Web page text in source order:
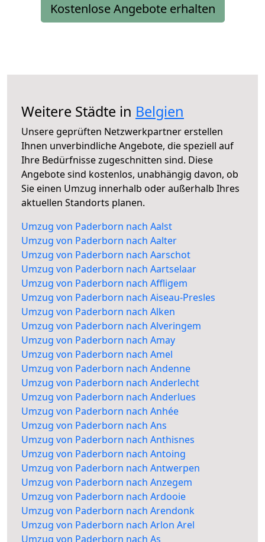
Kostenlose Angebote erhalten
Weitere Städte in Belgien
Unsere geprüften Netzwerkpartner erstellen
Ihnen unverbindliche Angebote, die speziell auf
Ihre Bedürfnisse zugeschnitten sind. Diese
Angebote sind kostenlos, unabhängig davon, ob
Sie einen Umzug innerhalb oder außerhalb Ihres
aktuellen Standorts planen.
Umzug von Paderborn nach Aalst
Umzug von Paderborn nach Aalter
Umzug von Paderborn nach Aarschot
Umzug von Paderborn nach Aartselaar
Umzug von Paderborn nach Affligem
Umzug von Paderborn nach Aiseau-Presles
Umzug von Paderborn nach Alken
Umzug von Paderborn nach Alveringem
Umzug von Paderborn nach Amay
Umzug von Paderborn nach Amel
Umzug von Paderborn nach Andenne
Umzug von Paderborn nach Anderlecht
Umzug von Paderborn nach Anderlues
Umzug von Paderborn nach Anhée
Umzug von Paderborn nach Ans
Umzug von Paderborn nach Anthisnes
Umzug von Paderborn nach Antoing
Umzug von Paderborn nach Antwerpen
Umzug von Paderborn nach Anzegem
Umzug von Paderborn nach Ardooie
Umzug von Paderborn nach Arendonk
Umzug von Paderborn nach Arlon Arel
Umzug von Paderborn nach As